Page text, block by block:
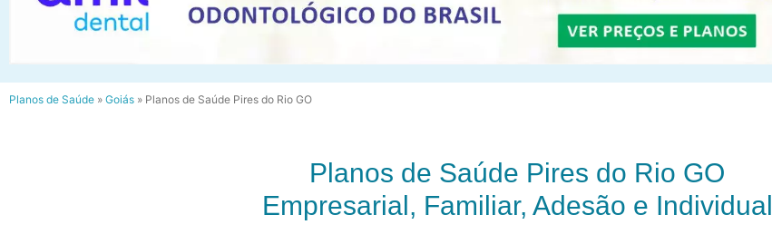
Planos de Saúde » Goiás » Planos de Saúde Pires do Rio GO
Planos de Saúde Pires do Rio GO
Empresarial, Familiar, Adesão e Individual